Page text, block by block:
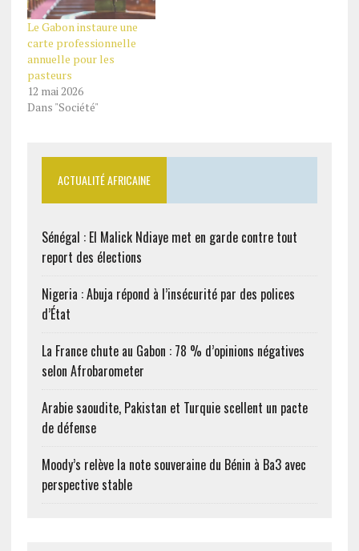
Le Gabon instaure une
carte professionnelle
annuelle pour les
pasteurs
12 mai 2026
Dans "Société"
ACTUALITÉ AFRICAINE
Sénégal : El Malick Ndiaye met en garde contre tout
report des élections
Nigeria : Abuja répond à l’insécurité par des polices
d’État
La France chute au Gabon : 78 % d’opinions négatives
selon Afrobarometer
Arabie saoudite, Pakistan et Turquie scellent un pacte
de défense
Moody’s relève la note souveraine du Bénin à Ba3 avec
perspective stable